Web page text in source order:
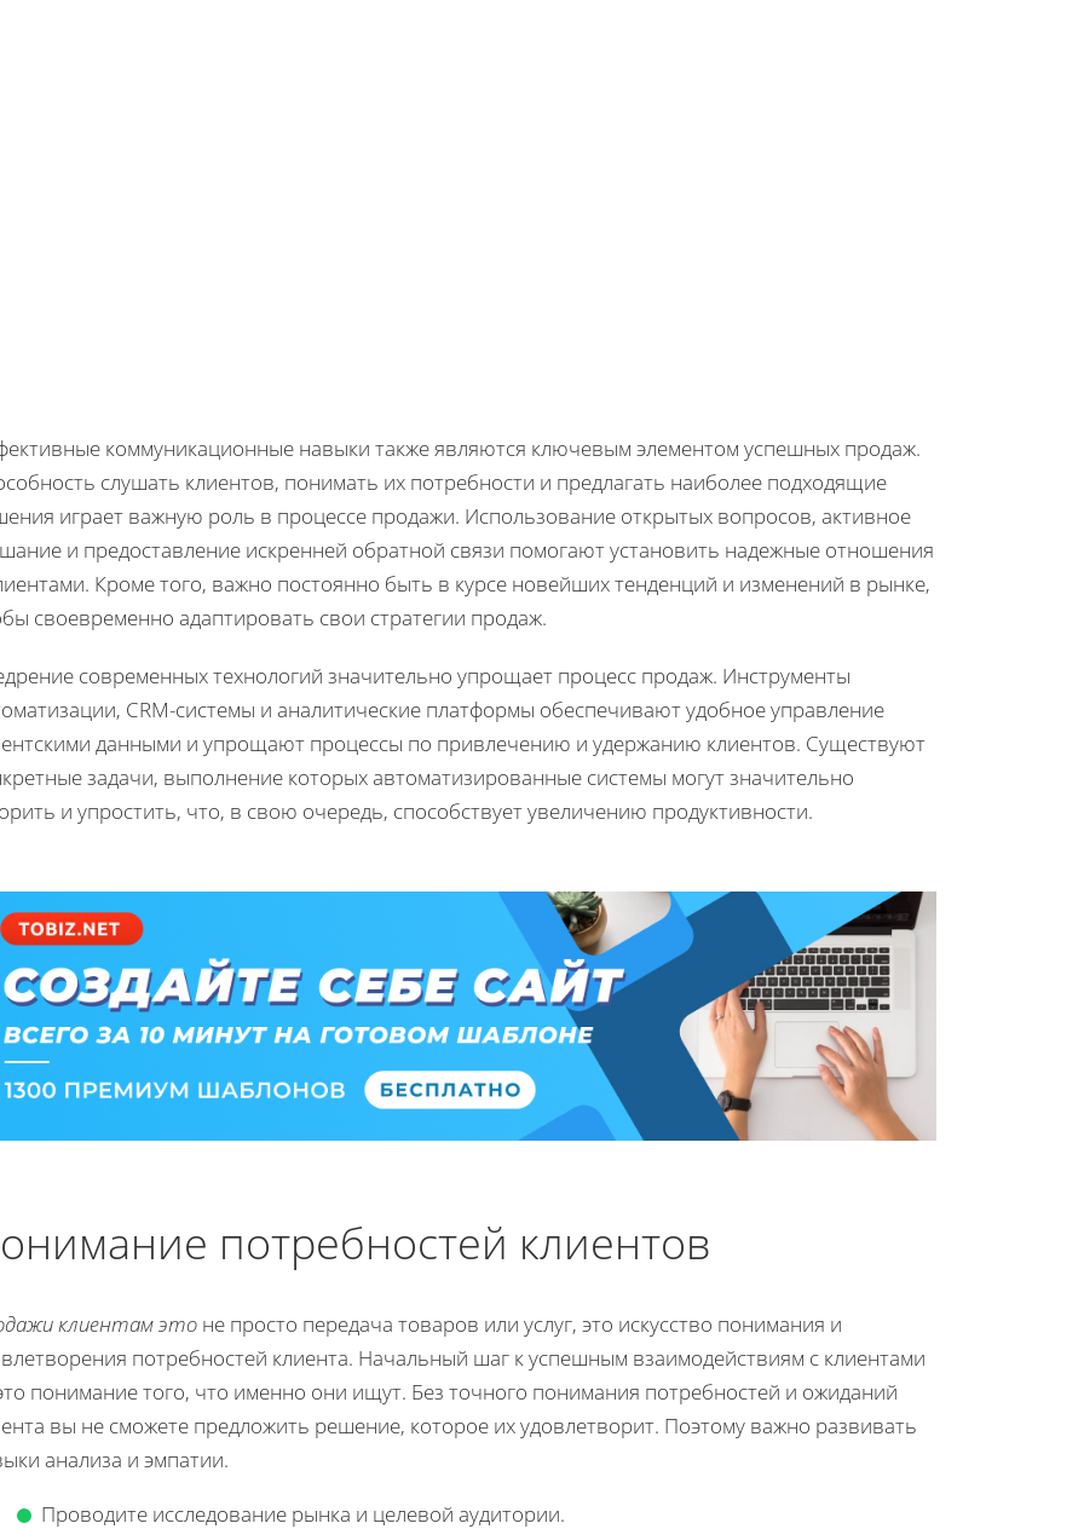
коммуникационные навыки также являются ключевым элементом успешных продаж.
слушать клиентов, понимать их потребности и предлагать наиболее подходящие
играет важную роль в процессе продажи. Использование открытых вопросов, активное
и предоставление искренней обратной связи помогают установить надежные отношения
Кроме того, важно постоянно быть в курсе новейших тенденций и изменений в рынке,
своевременно адаптировать свои стратегии продаж.
современных технологий значительно упрощает процесс продаж. Инструменты
CRM-системы и аналитические платформы обеспечивают удобное управление
данными и упрощают процессы по привлечению и удержанию клиентов. Существуют
задачи, выполнение которых автоматизированные системы могут значительно
и упростить, что, в свою очередь, способствует увеличению продуктивности.
потребностей клиентов
клиентам это не просто передача товаров или услуг, это искусство понимания и
потребностей клиента. Начальный шаг к успешным взаимодействиям с клиентами
понимание того, что именно они ищут. Без точного понимания потребностей и ожиданий
вы не сможете предложить решение, которое их удовлетворит. Поэтому важно развивать
анализа и эмпатии.
Проводите исследование рынка и целевой аудитории.